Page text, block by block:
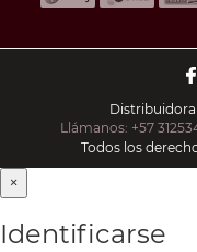
Llámanos: +57
Todos los
×
Identificarse